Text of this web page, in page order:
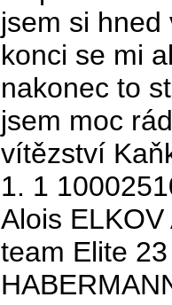
jsem si hned
konci se mi
nakonec to
jsem moc
vítězství
1. 1
Alois
team Elite